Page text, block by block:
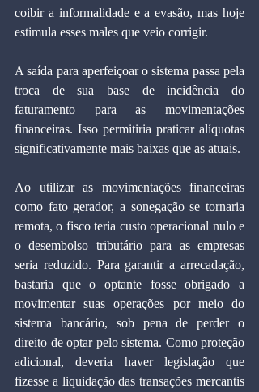
coibir a informalidade e a evasão, mas hoje
estimula esses males que veio corrigir.
A saída para aperfeiçoar o sistema passa pela
troca de sua base de incidência do
faturamento para as movimentações
financeiras. Isso permitiria praticar alíquotas
significativamente mais baixas que as atuais.
Ao utilizar as movimentações financeiras
como fato gerador, a sonegação se tornaria
remota, o fisco teria custo operacional nulo e
o desembolso tributário para as empresas
seria reduzido. Para garantir a arrecadação,
bastaria que o optante fosse obrigado a
movimentar suas operações por meio do
sistema bancário, sob pena de perder o
direito de optar pelo sistema. Como proteção
adicional, deveria haver legislação que
fizesse a liquidação das transações mercantis